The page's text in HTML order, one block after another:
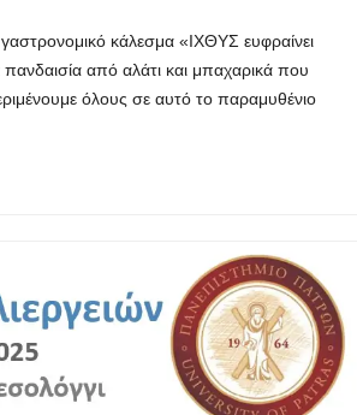
κάλεσμα «ΙΧΘΥΣ ευφραίνει
από αλάτι και μπαχαρικά που
όλους σε αυτό το παραμυθένιο